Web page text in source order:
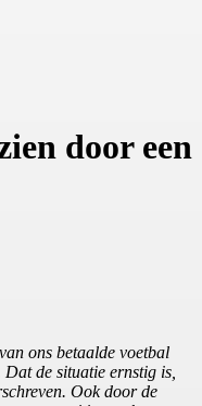
door een
ons betaalde voetbal
de situatie ernstig is,
Ook door de